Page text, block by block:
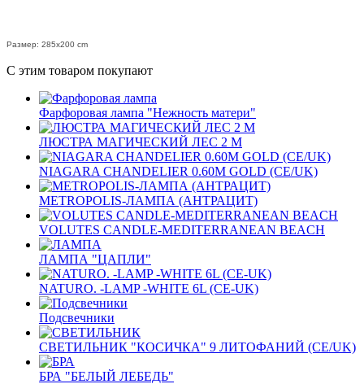
Размер: 285x200 cm
С этим товаром покупают
Фарфоровая лампа "Нежность матери"
ЛЮСТРА МАГИЧЕСКИЙ ЛЕС 2 М
NIAGARA CHANDELIER 0.60M GOLD (CE/UK)
METROPOLIS-ЛАМПА (АНТРАЦИТ)
VOLUTES CANDLE-MEDITERRANEAN BEACH
ЛАМПА "ЦАПЛИ"
NATURO. -LAMP -WHITE 6L (CE-UK)
Подсвечники
СВЕТИЛЬНИК "КОСИЧКА" 9 ЛИТОФАНИЙ (CE/UK)
БРА "БЕЛЫЙ ЛЕБЕДЬ"